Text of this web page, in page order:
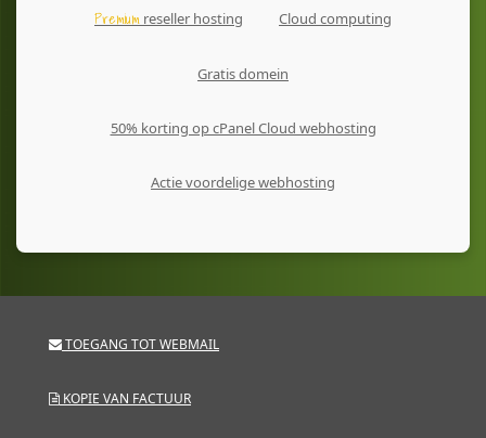
Premium reseller hosting Cloud computing
Gratis domein
50% korting op cPanel Cloud webhosting
Actie voordelige webhosting
TOEGANG TOT WEBMAIL
KOPIE VAN FACTUUR